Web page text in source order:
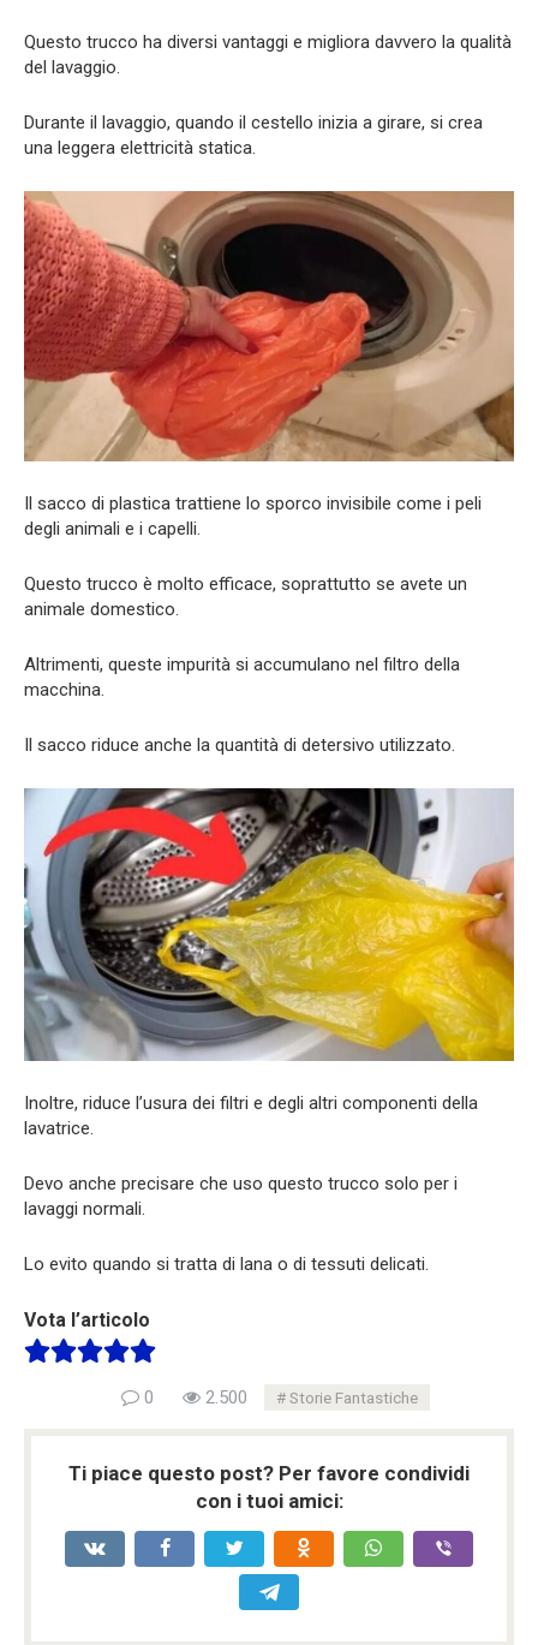
Questo trucco ha diversi vantaggi e migliora davvero la qualità
del lavaggio.
Durante il lavaggio, quando il cestello inizia a girare, si crea
una leggera elettricità statica.
Il sacco di plastica trattiene lo sporco invisibile come i peli
degli animali e i capelli.
Questo trucco è molto efficace, soprattutto se avete un
animale domestico.
Altrimenti, queste impurità si accumulano nel filtro della
macchina.
Il sacco riduce anche la quantità di detersivo utilizzato.
Inoltre, riduce l’usura dei filtri e degli altri componenti della
lavatrice.
Devo anche precisare che uso questo trucco solo per i
lavaggi normali.
Lo evito quando si tratta di lana o di tessuti delicati.
Vota l’articolo
0 2.500 Storie Fantastiche
Ti piace questo post? Per favore condividi
con i tuoi amici: